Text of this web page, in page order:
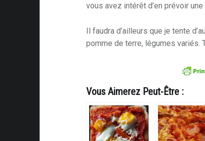
vous avez intérêt d’en prévoir
Il faudra d’ailleurs que je tente
pomme de terre, légumes variés.
Vous Aimerez Peut-Être :